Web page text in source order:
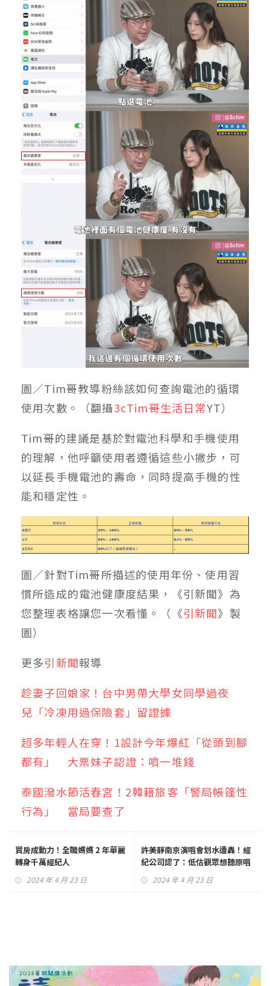
圖／Tim哥教導粉絲該如何查詢電池的循環
使用次數。（翻攝3cTim哥生活日常YT）
Tim哥的建議是基於對電池科學和手機使用
的理解，他呼籲使用者遵循這些小撇步，可
以延長手機電池的壽命，同時提高手機的性
能和穩定性。
圖／針對Tim哥所描述的使用年份、使用習
慣所造成的電池健康度結果，《引新聞》為
您整理表格讓您一次看懂。（《引新聞》製
圖）
更多引新聞報導
趁妻子回娘家！台中男帶大學女同學過夜
兒「冷凍用過保險套」留證據
超多年輕人在穿！1設計今年爆紅「從頭到腳
都有」 大票妹子認證：噴一堆錢
泰國潑水節活春宮！2韓籍旅客「警局帳篷性
行為」 當局要查了
買房成動力！全職媽媽 2 年華麗
轉身千萬經紀人
2024 年 4 月 23 日
許美靜南京演唱會划水遭轟！經
紀公司認了：低估觀眾想聽原唱
2024 年 4 月 23 日